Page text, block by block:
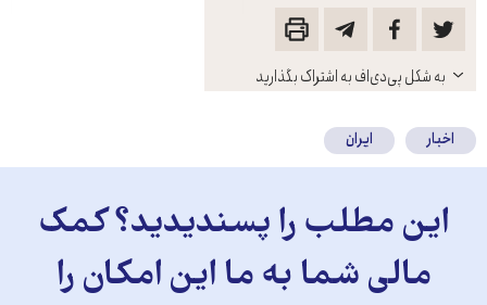
باز
کنید
به شکل پی‌دی‌اف به اشتراک بگذارید
اخبار ایران
این مطلب را پسندیدید؟ کمک
مالی شما به ما این امکان را